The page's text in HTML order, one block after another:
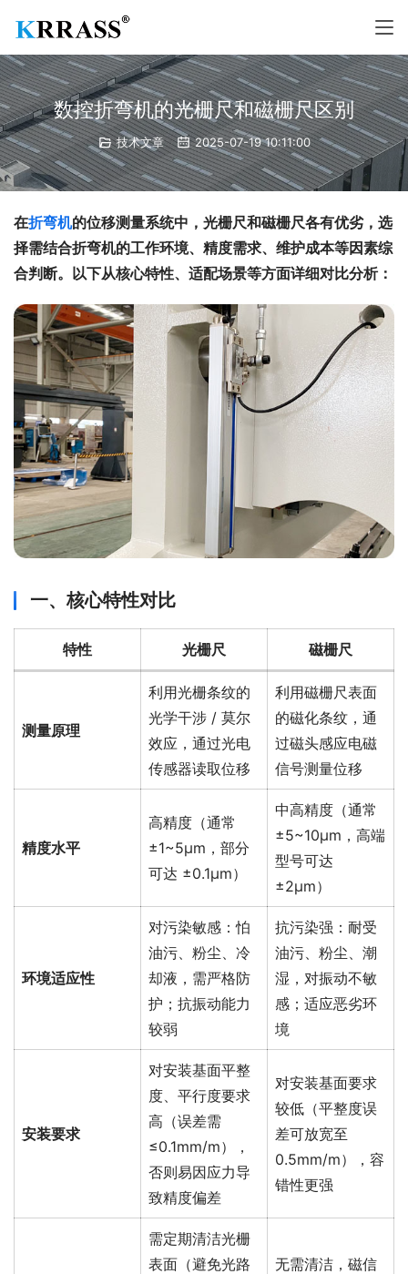
数控折弯机的光栅尺和磁栅尺区别
技术文章 2025-07-19 10:11:00
在折弯机的位移测量系统中，光栅尺和磁栅尺各有优劣，选
择需结合折弯机的工作环境、精度需求、维护成本等因素综
合判断。以下从核心特性、适配场景等方面详细对比分析：
一、核心特性对比
特性 光栅尺 磁栅尺
测量原理
利用光栅条纹的
光学干涉 / 莫尔
效应，通过光电
传感器读取位移
利用磁栅尺表面
的磁化条纹，通
过磁头感应电磁
信号测量位移
精度水平
高精度（通常
±1~5μm，部分
可达 ±0.1μm）
中高精度（通常
±5~10μm，高端
型号可达
±2μm）
环境适应性
对污染敏感：怕
油污、粉尘、冷
却液，需严格防
护；抗振动能力
较弱
抗污染强：耐受
油污、粉尘、潮
湿，对振动不敏
感；适应恶劣环
境
安装要求
对安装基面平整
度、平行度要求
高（误差需
≤0.1mm/m），
否则易因应力导
致精度偏差
对安装基面要求
较低（平整度误
差可放宽至
0.5mm/m），容
错性更强
需定期清洁光栅
表面（避免光路
无需清洁，磁信